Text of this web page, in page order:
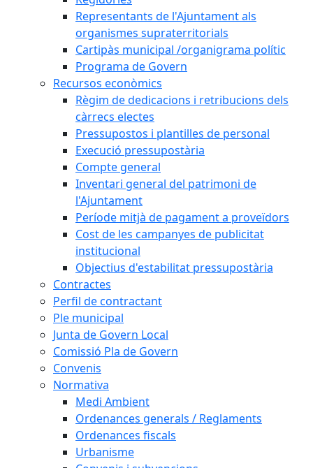
Representants de l'Ajuntament als
organismes supraterritorials
Cartipàs municipal /organigrama polític
Programa de Govern
Recursos econòmics
Règim de dedicacions i retribucions dels
càrrecs electes
Pressupostos i plantilles de personal
Execució pressupostària
Compte general
Inventari general del patrimoni de
l'Ajuntament
Període mitjà de pagament a proveïdors
Cost de les campanyes de publicitat
institucional
Objectius d'estabilitat pressupostària
Contractes
Perfil de contractant
Ple municipal
Junta de Govern Local
Comissió Pla de Govern
Convenis
Normativa
Medi Ambient
Ordenances generals / Reglaments
Ordenances fiscals
Urbanisme